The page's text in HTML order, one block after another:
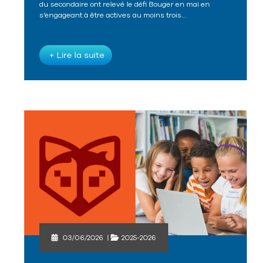
du secondaire ont relevé le défi Bouger en mai en
s’engageant à être actives au moins trois…
+ Lire la suite
03/06/2026 | 2025-2026